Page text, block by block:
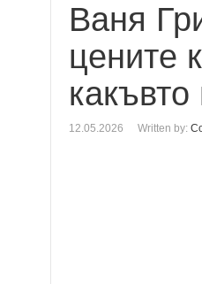
Ваня
цените
12.05.2026 Written by: